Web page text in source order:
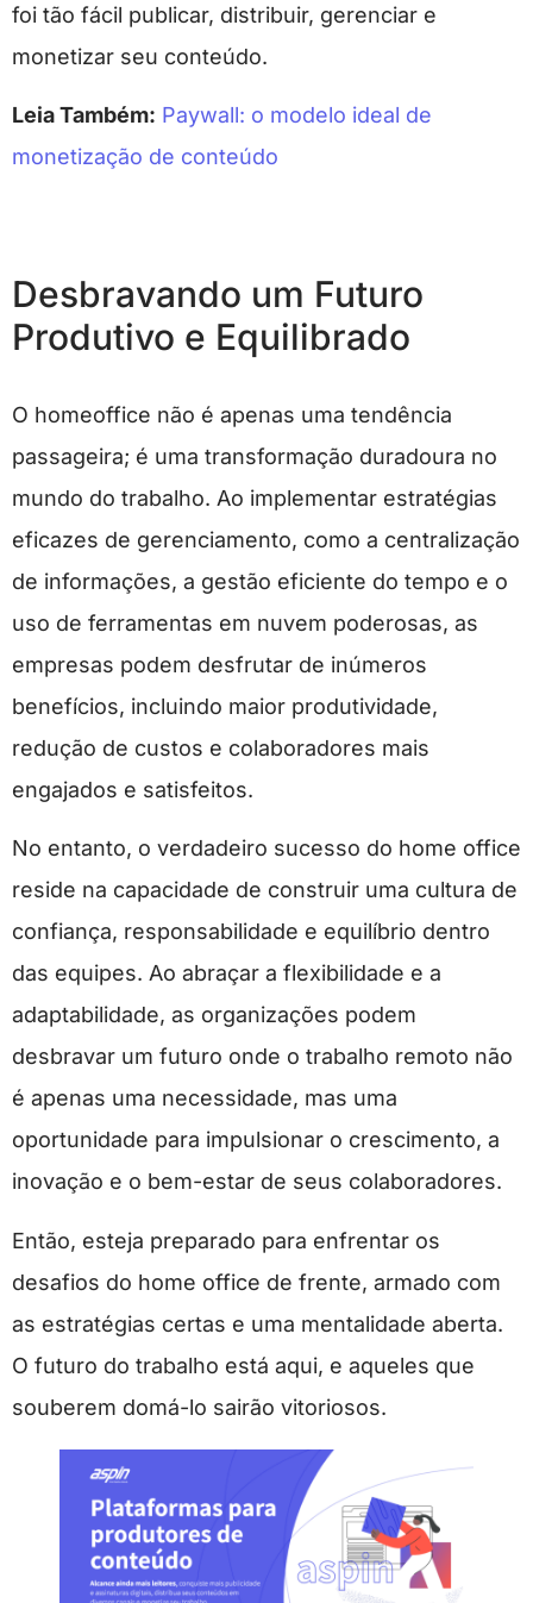
foi tão fácil publicar, distribuir, gerenciar e
monetizar seu conteúdo.
Leia Também: Paywall: o modelo ideal de
monetização de conteúdo
Desbravando um Futuro
Produtivo e Equilibrado
O homeoffice não é apenas uma tendência
passageira; é uma transformação duradoura no
mundo do trabalho. Ao implementar estratégias
eficazes de gerenciamento, como a centralização
de informações, a gestão eficiente do tempo e o
uso de ferramentas em nuvem poderosas, as
empresas podem desfrutar de inúmeros
benefícios, incluindo maior produtividade,
redução de custos e colaboradores mais
engajados e satisfeitos.
No entanto, o verdadeiro sucesso do home office
reside na capacidade de construir uma cultura de
confiança, responsabilidade e equilíbrio dentro
das equipes. Ao abraçar a flexibilidade e a
adaptabilidade, as organizações podem
desbravar um futuro onde o trabalho remoto não
é apenas uma necessidade, mas uma
oportunidade para impulsionar o crescimento, a
inovação e o bem-estar de seus colaboradores.
Então, esteja preparado para enfrentar os
desafios do home office de frente, armado com
as estratégias certas e uma mentalidade aberta.
O futuro do trabalho está aqui, e aqueles que
souberem domá-lo sairão vitoriosos.